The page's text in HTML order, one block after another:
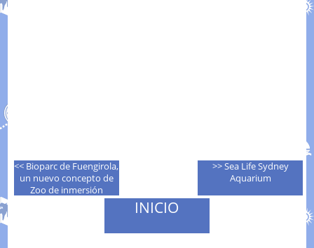
<< Bioparc de Fuengirola,
un nuevo concepto de
Zoo de inmersión
>> Sea Life Sydney
Aquarium
INICIO